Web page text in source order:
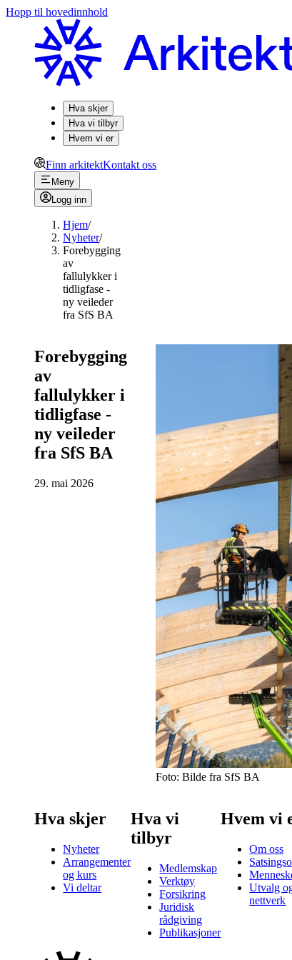
Hopp til hovedinnhold
Hva skjer
Hva vi tilbyr
Hvem vi er
Finn arkitektKontakt oss
Meny
Logg inn
Hjem/
Nyheter/
Forebygging
av
fallulykker i
tidligfase -
ny veileder
fra SfS BA
Forebygging
av
fallulykker i
tidligfase -
ny veileder
fra SfS BA
29. mai 2026
Foto: Bilde fra SfS BA
Hva skjer
Nyheter
Arrangementer
og kurs
Vi deltar
Hva vi
tilbyr
Medlemskap
Verktøy
Forsikring
Juridisk
rådgiving
Publikasjoner
Hvem vi
Om oss
Utvalg
nettverk